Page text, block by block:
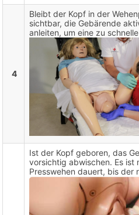
4
Bleibt der Kopf in der
sichtbar, die Gebärende
anleiten, um eine zu
Ist der Kopf geboren, das
vorsichtig abwischen. Es ist
Presswehen dauert, bis der